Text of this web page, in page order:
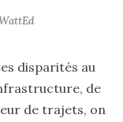
disparités au
de
de trajets, on